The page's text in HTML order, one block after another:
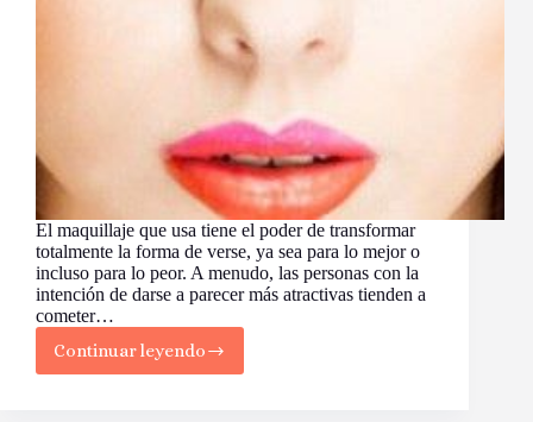
El maquillaje que usa tiene el poder de transformar
totalmente la forma de verse, ya sea para lo mejor o
incluso para lo peor. A menudo, las personas con la
intención de darse a parecer más atractivas tienden a
cometer…
Continuar leyendo
7
Errores